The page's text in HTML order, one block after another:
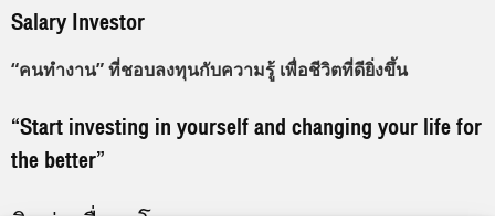
Salary Investor
“คนทำงาน” ที่ชอบลงทุนกับความรู้ เพื่อชีวิตที่ดียิ่งขึ้น
“Start investing in yourself and changing your life for
the better”